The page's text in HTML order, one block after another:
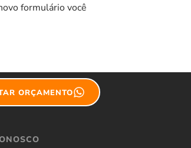
formulário você
ORÇAMENTO